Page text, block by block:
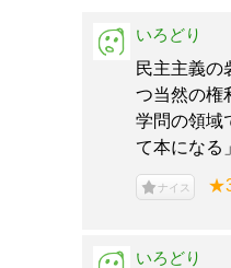
いろどり
民主主義の
つ当然の権
学問の領域
て本になる」
ナイス
いろどり